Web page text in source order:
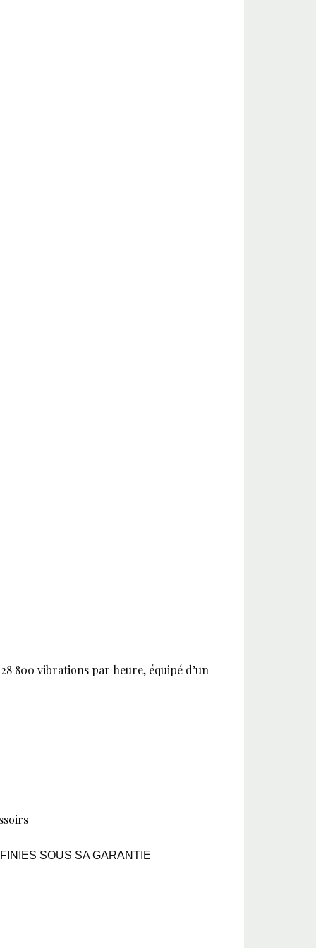
800 vibrations par heure, équipé d’un
SOUS SA GARANTIE